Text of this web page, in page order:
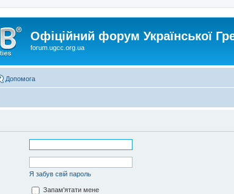
Офіційний форум Української
forum.ugcc.org.ua
Допомога
Я забув свій пароль
Запам'ятати мене